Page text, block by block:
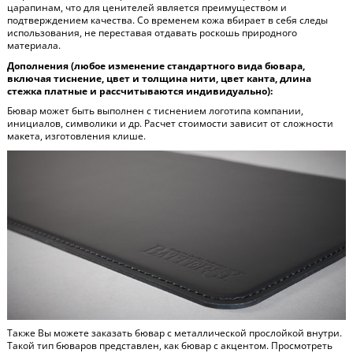
царапинам, что для ценителей является преимуществом и
подтверждением качества. Со временем кожа вбирает в себя следы
использования, не переставая отдавать роскошь природного
материала.
Дополнения (любое изменение стандартного вида бювара,
включая тиснение, цвет и толщина нити, цвет канта, длина
стежка платные и рассчитываются индивидуально):
Бювар может быть выполнен с тиснением логотипа компании,
инициалов, символики и др. Расчет стоимости зависит от сложности
макета, изготовления клише.
Также Вы можете заказать бювар с металлической прослойкой внутри.
Такой тип бюваров представлен, как бювар с акцентом. Просмотреть